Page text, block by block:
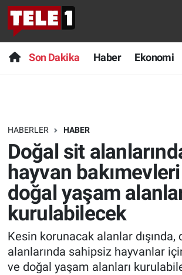
Son Dakika Haber Ekonomi
HABERLER HABER
Doğal sit
hayvan
doğal yaşam
kurulabilecek
Kesin korunacak alanlar dışında,
alanlarında sahipsiz hayvanlar
ve doğal yaşam alanları
Anında Manşet
Başka Sohbetler
Bilim turu
Bilim ve Teknoloji Evreni
Doğa Konuşuyor
Dünya
Ege Saati
Son Dakika
Haber
Dünya
Teknoloji
Sağlık
Spor
Yayın Akışı
Nöbetçi Eczaneler
Hava Durumu
Trafik Durumu
Süper Lig Puan Durumu ve Fikstür
Tüm Manşetler
Son Dakika Haberleri
Haber Arşivi